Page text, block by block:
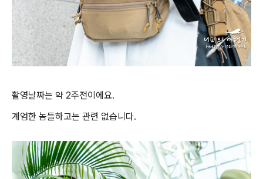
촬영날짜는 약 2주전이에요.
계엄한 놈들하고는 관련 없습니다.